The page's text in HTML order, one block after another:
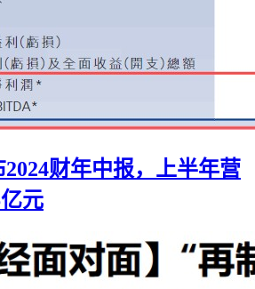
财年中报，上半年营
元